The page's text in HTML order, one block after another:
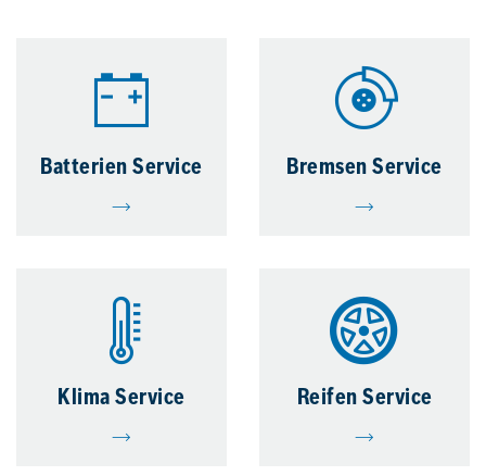
Batterien Service Bremsen Service
Klima Service Reifen Service